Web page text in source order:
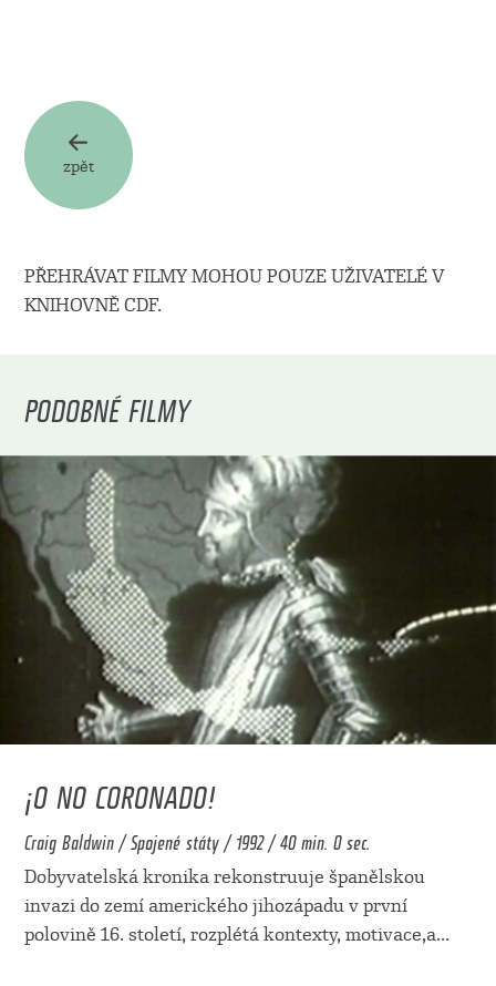
zpět
PŘEHRÁVAT FILMY MOHOU POUZE UŽIVATELÉ V
KNIHOVNĚ CDF.
PODOBNÉ FILMY
¡O NO CORONADO!
Craig Baldwin / Spojené státy / 1992 / 40 min. 0 sec.
Dobyvatelská kronika rekonstruuje španělskou
invazi do zemí amerického jihozápadu v první
polovině 16. století, rozplétá kontexty, motivace,a...